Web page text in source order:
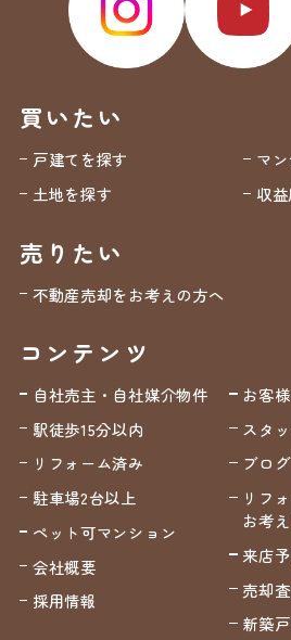
買いたい
戸建てを探す
マ
土地を探す
収
売りたい
不動産売却をお考えの方へ
コンテンツ
自社売主・自社媒介物件
駅徒歩15分以内
リフォーム済み
駐車場2台以上
ペット可マンション
会社概要
採用情報
お客
スタ
ブログ
リフ
お考
来店
売却
新築